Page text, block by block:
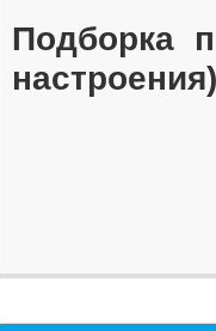
Подборка